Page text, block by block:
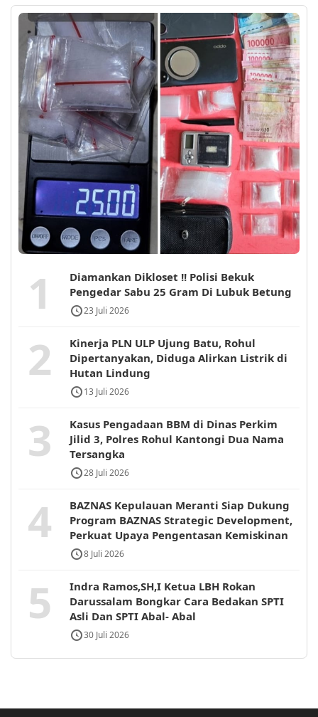
1
Diamankan Dikloset !! Polisi Bekuk
Pengedar Sabu 25 Gram Di Lubuk Betung
23 Juli 2026
2
Kinerja PLN ULP Ujung Batu, Rohul
Dipertanyakan, Diduga Alirkan Listrik di
Hutan Lindung
13 Juli 2026
3
Kasus Pengadaan BBM di Dinas Perkim
Jilid 3, Polres Rohul Kantongi Dua Nama
Tersangka
28 Juli 2026
4
BAZNAS Kepulauan Meranti Siap Dukung
Program BAZNAS Strategic Development,
Perkuat Upaya Pengentasan Kemiskinan
8 Juli 2026
5
Indra Ramos,SH,I Ketua LBH Rokan
Darussalam Bongkar Cara Bedakan SPTI
Asli Dan SPTI Abal- Abal
30 Juli 2026